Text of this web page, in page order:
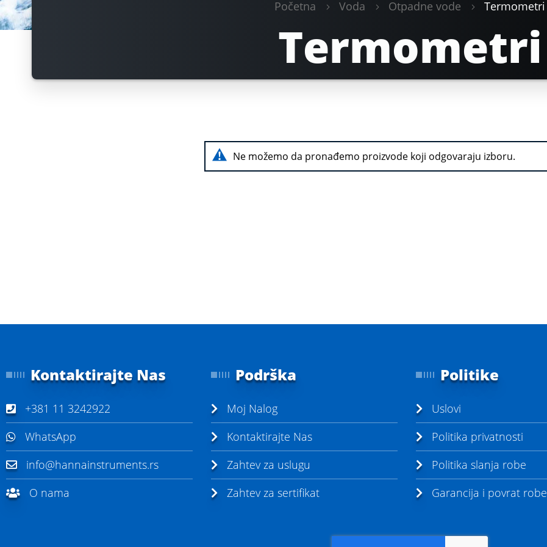
Početna Voda Otpadne vode Termometri
Termometri
Ne možemo da pronađemo proizvode koji odgovaraju izboru.
Kontaktirajte Nas
+381 11 3242922
WhatsApp
info@hannainstruments.rs
O nama
Podrška
Moj Nalog
Kontaktirajte Nas
Zahtev za uslugu
Zahtev za sertifikat
Politike
Uslovi
Politika privatnosti
Politika slanja robe
Garancija i povrat robe